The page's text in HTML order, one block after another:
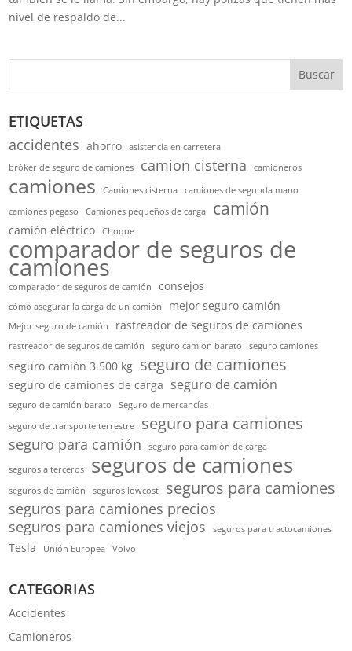
nivel de respaldo de...
Buscar
ETIQUETAS
accidentes ahorro
asistencia en carretera
bróker de seguro de camiones
camion cisterna camioneros
camiones Camiones cisterna
camiones de segunda mano
camiones pegaso
Camiones pequeños de carga camión
camión eléctrico Choque
comparador de seguros de
camiones
comparador de seguros de camión consejos
cómo asegurar la carga de un camión mejor seguro camión
Mejor seguro de camión rastreador de seguros de camiones
rastreador de seguros de camión seguro camion barato seguro camiones
seguro camión 3.500 kg seguro de camiones
seguro de camiones de carga seguro de camión
seguro de camión barato
Seguro de mercancías
seguro de transporte terrestre
seguro para camiones
seguro para camión seguro para camión de carga
seguros a terceros seguros de camiones
seguros de camión seguros lowcost seguros para camiones
seguros para camiones precios
seguros para camiones viejos
seguros para tractocamiones
Tesla Unión Europea Volvo
CATEGORIAS
Accidentes
Camioneros